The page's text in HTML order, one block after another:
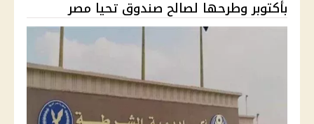
بأكتوبر وطرحها لصالح صندوق تحيا مصر